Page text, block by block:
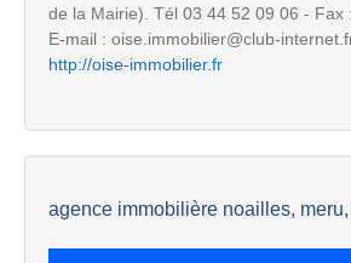
de la Mairie). Tél 03 44 52 09 06 - Fax
E-mail : oise.immobilier@club-
http://oise-immobilier.fr
agence immobilière noailles, meru,